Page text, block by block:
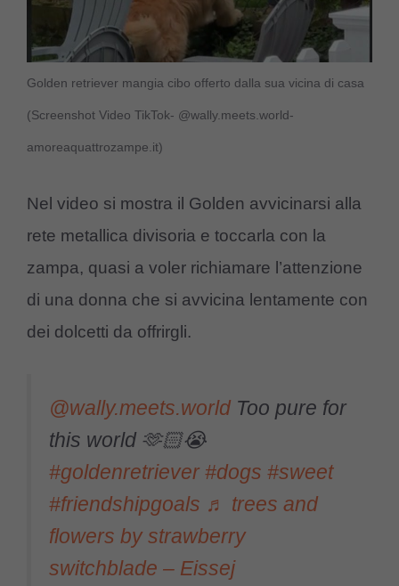
Golden retriever mangia cibo offerto dalla sua vicina di casa
(Screenshot Video TikTok- @wally.meets.world-
amoreaquattrozampe.it)
Nel video si mostra il Golden avvicinarsi alla
rete metallica divisoria e toccarla con la
zampa, quasi a voler richiamare l’attenzione
di una donna che si avvicina lentamente con
dei dolcetti da offrirgli.
@wally.meets.world Too pure for
this world 🫶🏻😭
#goldenretriever #dogs #sweet
#friendshipgoals ♬ trees and
flowers by strawberry
switchblade – Eissej